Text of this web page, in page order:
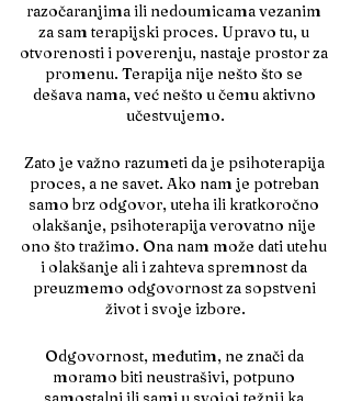
razočaranjima ili nedoumicama vezanim
za sam terapijski proces. Upravo tu, u
otvorenosti i poverenju, nastaje prostor za
promenu. Terapija nije nešto što se
dešava nama, već nešto u čemu aktivno
učestvujemo.
Zato je važno razumeti da je psihoterapija
proces, a ne savet. Ako nam je potreban
samo brz odgovor, uteha ili kratkoročno
olakšanje, psihoterapija verovatno nije
ono što tražimo. Ona nam može dati utehu
i olakšanje ali i zahteva spremnost da
preuzmemo odgovornost za sopstveni
život i svoje izbore.
Odgovornost, međutim, ne znači da
moramo biti neustrašivi, potpuno